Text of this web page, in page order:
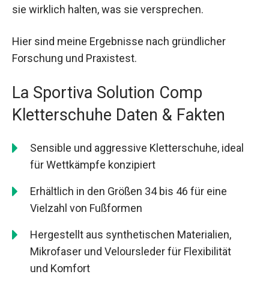
sie wirklich halten, was sie versprechen.
Hier sind meine Ergebnisse nach gründlicher
Forschung und Praxistest.
La Sportiva Solution Comp
Kletterschuhe Daten & Fakten
Sensible und aggressive Kletterschuhe, ideal
für Wettkämpfe konzipiert
Erhältlich in den Größen 34 bis 46 für eine
Vielzahl von Fußformen
Hergestellt aus synthetischen Materialien,
Mikrofaser und Veloursleder für Flexibilität
und Komfort